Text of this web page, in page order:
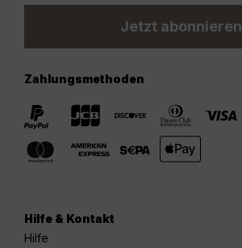
Jetzt abonnieren
Zahlungsmethoden
Hilfe & Kontakt
Hilfe